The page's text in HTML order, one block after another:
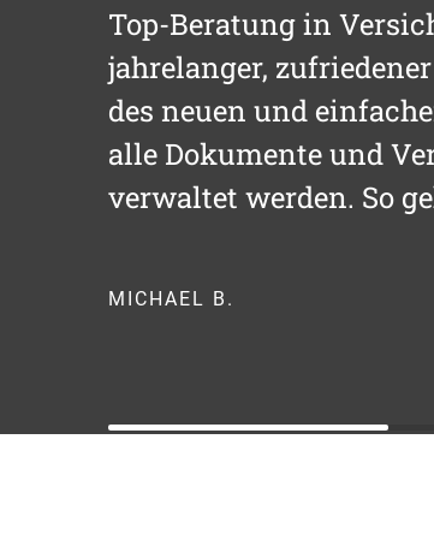
Top-Beratung in
jahrelanger,
des neuen und
alle Dokumente und
verwaltet werden. So
MICHAEL B.